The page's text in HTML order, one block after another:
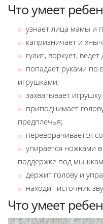
Что умеет
узнает лица мамы и
капризничает и
гулит, воркует,
попадает руками по
игрушками;
захватывает
приподнимает
предплечья;
переворачивается
упирается ножками
поддержке под
держит голову и
находит источник
Что умеет